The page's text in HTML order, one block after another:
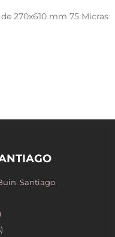
270x610 mm 75 Micras
Santiago